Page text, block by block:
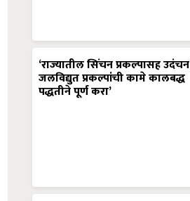
‘राज्यातील सिंचन प्रकल्पासह उदंचन
जलविद्युत प्रकल्पांची कामे कालबद्ध
पद्धतीने पूर्ण करा’